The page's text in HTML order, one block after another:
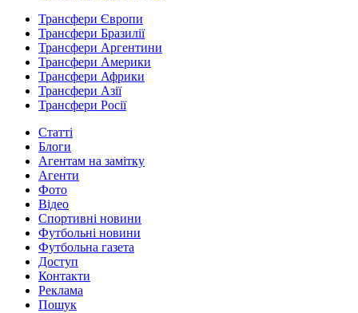
Трансфери Європи
Трансфери Бразилії
Трансфери Аргентини
Трансфери Америки
Трансфери Африки
Трансфери Азії
Трансфери Росії
Статті
Блоги
Агентам на замітку
Агенти
Фото
Відео
Спортивні новини
Футбольні новини
Футбольна газета
Доступ
Контакти
Реклама
Пошук